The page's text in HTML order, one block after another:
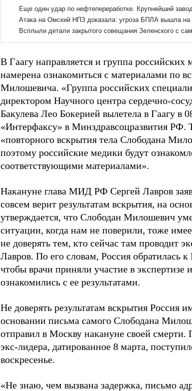
В Гаагу направляется и группа российских
намерена ознакомиться с материалами по
Милошевича. «Группа российских
директором Научного центра сердечно-
Бакулева Лео Бокерией вылетела в Гаагу в
«Интерфаксу» в Минздравсоцразвития РФ.
«повторного вскрытия тела Слободана
поэтому российские медики будут
соответствующими материалами».
Накануне глава МИД РФ Сергей Лавров
совсем верит результатам вскрытия, на
утверждается, что Слободан Милошевич
ситуации, когда нам не поверили, тоже
не доверять тем, кто сейчас там проводит
Лавров. По его словам, Россия обратилась
чтобы врачи приняли участие в экспертизе
ознакомились с ее результатами.
Не доверять результатам вскрытия Россия
основании письма самого Слободана
отправил в Москву накануне своей смерти.
экс-лидера, датированное 8 марта,
воскресенье.
«Не знаю, чем вызвана задержка, письмо